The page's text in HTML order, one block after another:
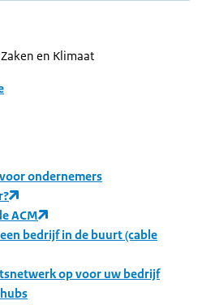
en Klimaat
ondernemers
ACM
bedrijf in de buurt (cable
op voor uw bedrijf